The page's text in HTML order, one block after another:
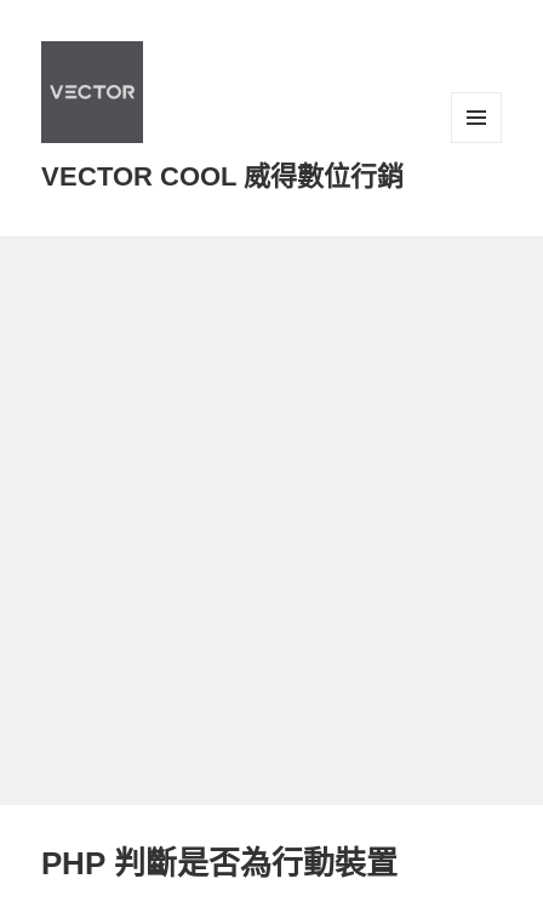
VECTOR COOL 威得數位行銷
PHP 判斷是否為行動裝置